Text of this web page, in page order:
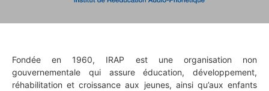
Fondée en 1960, IRAP est une organisation non
gouvernementale qui assure éducation, développement,
réhabilitation et croissance aux jeunes, ainsi qu’aux enfants